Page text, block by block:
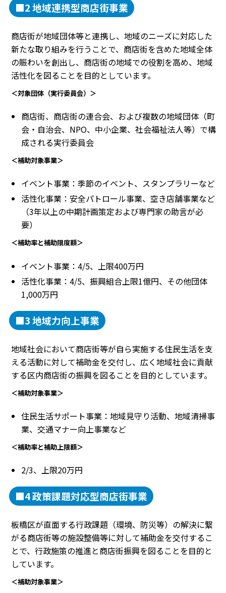
■2 地域連携型商店街事業
商店街が地域団体等と連携し、地域のニーズに対応した
新たな取り組みを行うことで、商店街を含めた地域全体
の賑わいを創出し、商店街の地域での役割を高め、地域
活性化を図ることを目的としています。
＜対象団体（実行委員会）＞
商店街、商店街の連合会、および複数の地域団体（町
会・自治会、NPO、中小企業、社会福祉法人等）で構
成される実行委員会
＜補助対象事業＞
イベント事業：季節のイベント、スタンプラリーなど
活性化事業：安全パトロール事業、空き店舗事業など
（3年以上の中期計画策定および専門家の助言が必
要）
＜補助率と補助限度額＞
イベント事業：4/5、上限400万円
活性化事業：4/5、振興組合上限1億円、その他団体
1,000万円
■3 地域力向上事業
地域社会において商店街等が自ら実施する住民生活を支
える活動に対して補助金を交付し、広く地域社会に貢献
する区内商店街の振興を図ることを目的としています。
＜補助対象事業＞
住民生活サポート事業：地域見守り活動、地域清掃事
業、交通マナー向上事業など
＜補助率と補助上限額＞
2/3、上限20万円
■4 政策課題対応型商店街事業
板橋区が直面する行政課題（環境、防災等）の解決に繋
がる商店街等の施設整備等に対して補助金を交付するこ
とで、行政施策の推進と商店街振興を図ることを目的と
しています。
＜補助対象事業＞